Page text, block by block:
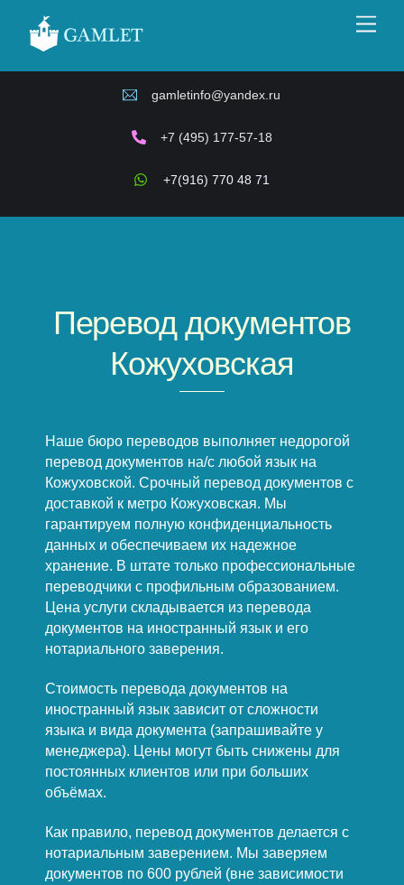
content
gamletinfo@yandex.ru
+7 (495) 177-57-18
+7(916) 770 48 71
Перевод документов
Кожуховская
Наше бюро переводов выполняет недорогой
перевод документов на/с любой язык на
Кожуховской. Срочный перевод документов с
доставкой к метро Кожуховская. Мы
гарантируем полную конфиденциальность
данных и обеспечиваем их надежное
хранение. В штате только профессиональные
переводчики с профильным образованием.
Цена услуги складывается из перевода
документов на иностранный язык и его
нотариального заверения.
Стоимость перевода документов на
иностранный язык зависит от сложности
языка и вида документа (запрашивайте у
менеджера). Цены могут быть снижены для
постоянных клиентов или при больших
объёмах.
Как правило, перевод документов делается с
нотариальным заверением. Мы заверяем
документов по 600 рублей (вне зависимости